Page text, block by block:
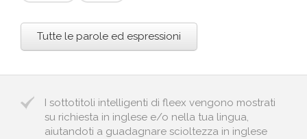
Tutte le parole ed espressioni
I sottotitoli intelligenti di fleex vengono mostrati
su richiesta in inglese e/o nella tua lingua,
aiutandoti a guadagnare scioltezza in inglese